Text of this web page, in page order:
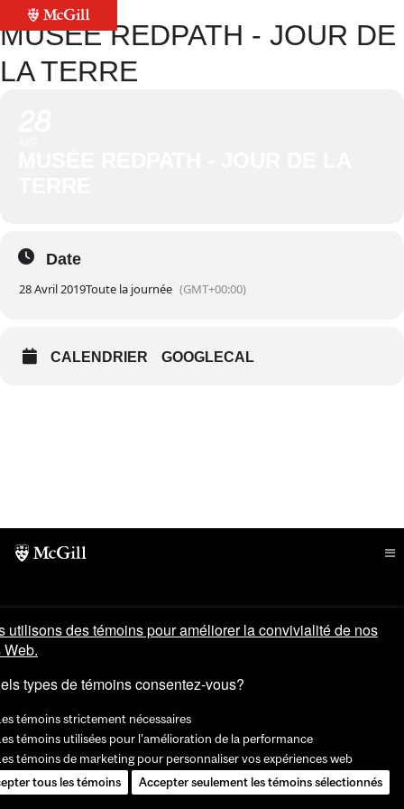
MUSÉE REDPATH - JOUR DE
LA TERRE
Date
28 Avril 2019Toute la journée (GMT+00:00)
CALENDRIER GOOGLECAL
utilisons des témoins pour améliorer la convivialité de nos
types de témoins consentez-vous?
témoins strictement nécessaires
témoins utilisées pour l'amélioration de la performance
témoins de marketing pour personnaliser vos expériences web
tous les témoins
Accepter seulement les témoins sélectionnés